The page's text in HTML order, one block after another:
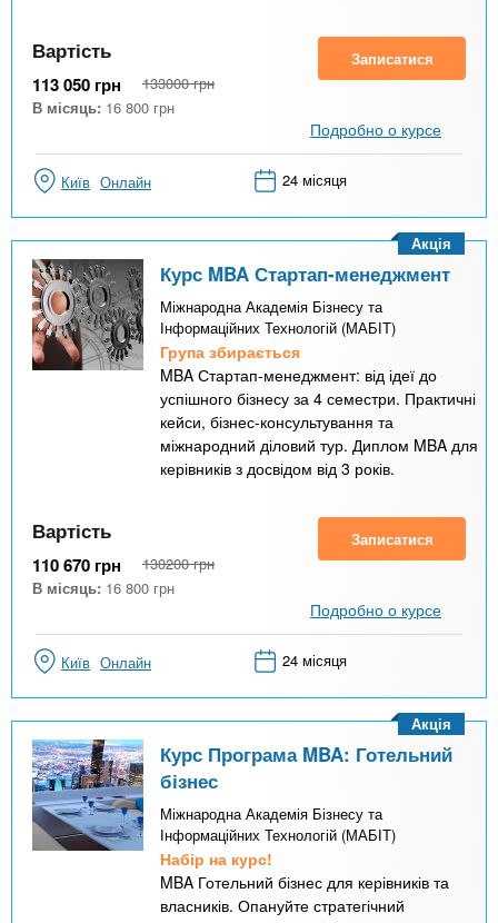
Вартість
113 050 грн 133000 грн
В місяць: 16 800 грн
Записатися
Подробно о курсе
Київ Онлайн 24 місяця
Курс MBA Стартап-менеджмент
Міжнародна Академія Бізнесу та
Інформаційних Технологій (МАБІТ)
Група збирається
MBA Стартап-менеджмент: від ідеї до
успішного бізнесу за 4 семестри. Практичні
кейси, бізнес-консультування та
міжнародний діловий тур. Диплом MBA для
керівників з досвідом від 3 років.
Акція
Вартість
110 670 грн 130200 грн
В місяць: 16 800 грн
Записатися
Подробно о курсе
Київ Онлайн 24 місяця
Курс Програма MBA: Готельний
бізнес
Міжнародна Академія Бізнесу та
Інформаційних Технологій (МАБІТ)
Набір на курс!
MBA Готельний бізнес для керівників та
власників. Опануйте стратегічний
Акція